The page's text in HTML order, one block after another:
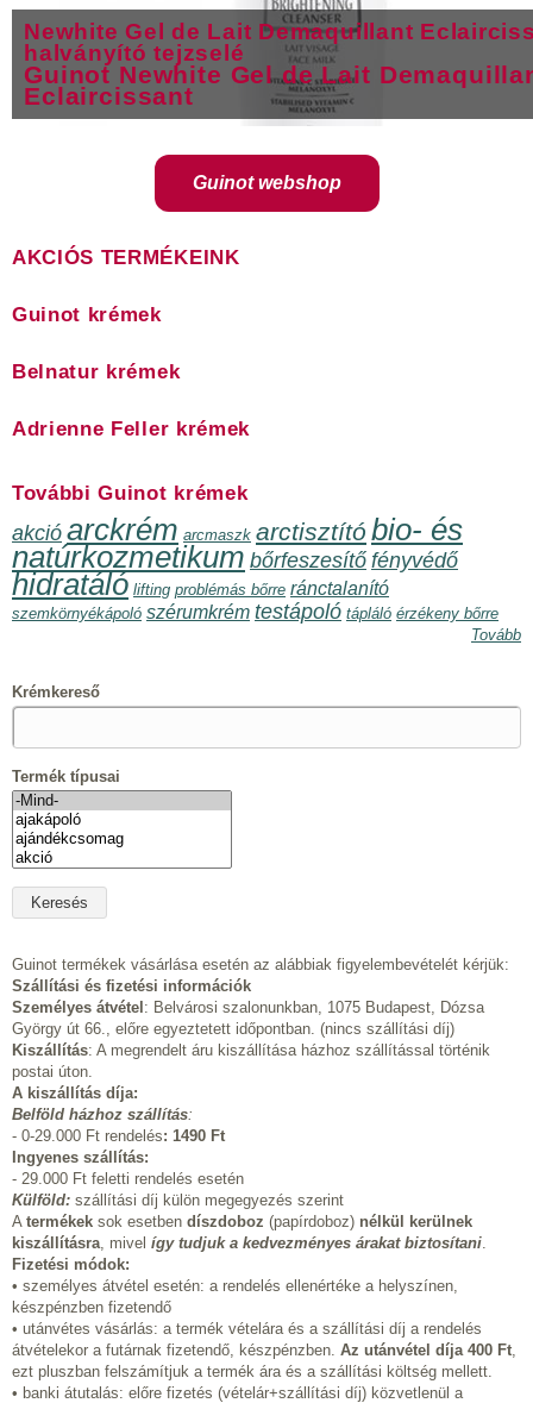
Newhite Gel de Lait Demaquillant
halványító tejzselé
Guinot Newhite Gel de Lait
Eclaircissant
Guinot webshop
AKCIÓS TERMÉKEINK
Guinot krémek
Belnatur krémek
Adrienne Feller krémek
További Guinot krémek
akció arckrém arcmaszk arctisztító bio- és
natúrkozmetikum bőrfeszesítő fényvédő
hidratáló lifting problémás bőrre ránctalanító
szemkörnyékápoló szérumkrém testápoló tápláló érzékeny bőrre
Tovább
Krémkereső
Termék típusai
Guinot termékek vásárlása esetén az alábbiak figyelembevételét kérjük:
Szállítási és fizetési információk
Személyes átvétel : Belvárosi szalonunkban, 1075 Budapest, Dózsa
György út 66., előre egyeztetett időpontban. (nincs szállítási díj)
Kiszállítás: A megrendelt áru kiszállítása házhoz szállítással történik
postai úton.
A kiszállítás díja:
Belföld házhoz szállítás:
- 0-29.000 Ft rendelés: 1490 Ft
Ingyenes szállítás:
- 29.000 Ft feletti rendelés esetén
Külföld: szállítási díj külön megegyezés szerint
A termékek sok esetben díszdoboz (papírdoboz) nélkül kerülnek
kiszállításra, mivel így tudjuk a kedvezményes árakat biztosítani.
Fizetési módok:
• személyes átvétel esetén: a rendelés ellenértéke a helyszínen,
készpénzben fizetendő
• utánvétes vásárlás: a termék vételára és a szállítási díj a rendelés
átvételekor a futárnak fizetendő, készpénzben. Az utánvétel díja 400 Ft,
ezt pluszban felszámítjuk a termék ára és a szállítási költség mellett.
• banki átutalás: előre fizetés (vételár+szállítási díj) közvetlenül a